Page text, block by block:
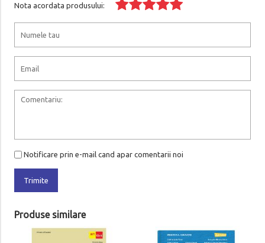
Nota acordata produsului:
Notificare prin e-mail cand apar comentarii noi
Trimite
Produse similare